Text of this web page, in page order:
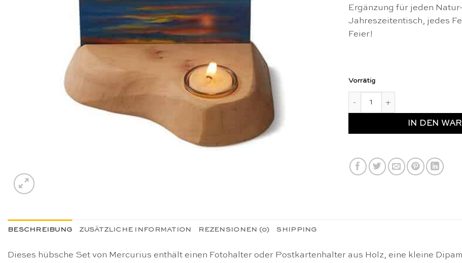
Ergänzung für jeden
Jahreszeitentisch, jedes
Feier!
Vorrätig
IN DEN
BESCHREIBUNG ZUSÄTZLICHE INFORMATION REZENSIONEN (0) SHIPPING
Dieses hübsche Set von Mercurius enthält einen Fotohalter oder Postkartenhalter aus Holz, eine kleine